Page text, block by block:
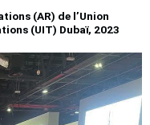
(AR) de l’Union
(UIT) Dubaï, 2023